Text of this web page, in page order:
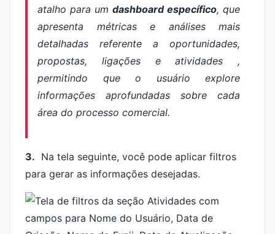
atalho para um dashboard específico, que
apresenta métricas e análises mais
detalhadas referente a oportunidades,
propostas, ligações e atividades ,
permitindo que o usuário explore
informações aprofundadas sobre cada
área do processo comercial.
3. Na tela seguinte, você pode aplicar filtros
para gerar as informações desejadas.